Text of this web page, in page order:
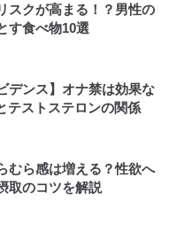
スクが高まる！？男性の
す食べ物10選
デンス】オナ禁は効果な
テストステロンの関係
むら感は増える？性欲へ
取のコツを解説